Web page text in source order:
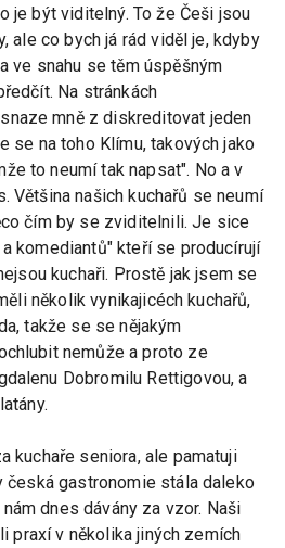
je být viditelný. To že Češi jsou
ale co bych já rád viděl je, kdyby
ve snahu se těm úspěšným
Na stránkách
mně z diskreditovat jeden
se na toho Klímu, takových jako
to neumí tak napsat". No a v
Většina našich kuchařů se neumí
čím by se zviditelnili. Je sice
komediantů" kteří se producírují
kuchaři. Prostě jak jsem se
několik vynikajicéch kuchařů,
takže se se nějakým
nemůže a proto ze
Dobromilu Rettigovou, a
kuchaře seniora, ale pamatuji
česká gastronomie stála daleko
dnes dávány za vzor. Naši
praxí v několika jiných zemích